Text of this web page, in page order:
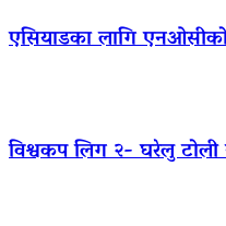
एसियाडका लागि
विश्वकप लिग २- घरेलु